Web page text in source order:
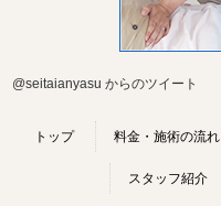
@seitaianyasu からのツイート
トップ 料金・施術の流れ
スタッフ紹介